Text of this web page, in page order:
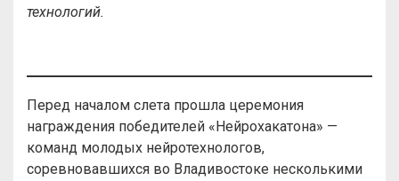
технологий.
Перед началом слета прошла церемония
награждения победителей «Нейрохакатона» —
команд молодых нейротехнологов,
соревновавшихся во Владивостоке несколькими